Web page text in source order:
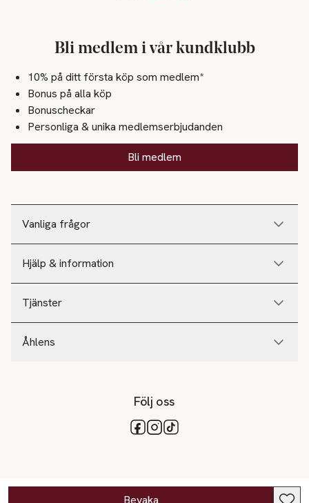
Bevaka
Vanliga frågor
Hjälp & information
Tjänster
Åhlens
Bli medlem i vår kundklubb
10% på ditt första köp som medlem*
Bonus på alla köp
Bonuscheckar
Personliga & unika medlemserbjudanden
Bli medlem
Följ oss